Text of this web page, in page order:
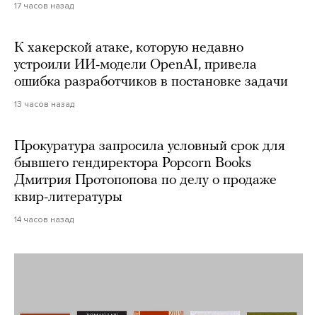
17 часов назад
К хакерской атаке, которую недавно
устроили ИИ-модели OpenAI, привела
ошибка разработчиков в постановке задачи
13 часов назад
Прокуратура запросила условный срок для
бывшего гендиректора Popcorn Books
Дмитрия Протопопова по делу о продаже
квир-литературы
14 часов назад